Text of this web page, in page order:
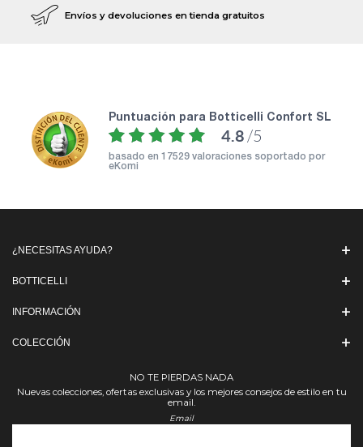
Envíos y devoluciones en tienda gratuitos
puntuación para Botticelli Confort SL
4.8 /5
basado en 17529 valoraciones soportado por
eKomi
¿NECESITAS AYUDA?
BOTTICELLI
INFORMACIÓN
COLECCIÓN
NO TE PIERDAS NADA
Nuevas colecciones, ofertas exclusivas y los mejores consejos de estilo en tu
email.
Email